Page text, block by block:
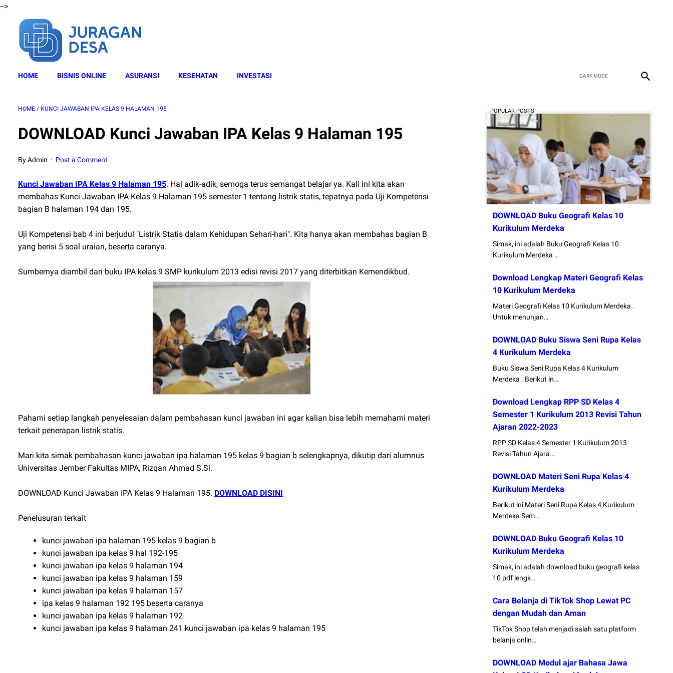
-->
HOME BISNIS ONLINE ASURANSI KESEHATAN INVESTASI
HOME / KUNCI JAWABAN IPA KELAS 9 HALAMAN 195
DOWNLOAD Kunci Jawaban IPA Kelas 9 Halaman 195
By Admin Post a Comment
Kunci Jawaban IPA Kelas 9 Halaman 195. Hai adik-adik, semoga terus semangat belajar ya. Kali ini kita akan
membahas Kunci Jawaban IPA Kelas 9 Halaman 195 semester 1 tentang listrik statis, tepatnya pada Uji Kompetensi
bagian B halaman 194 dan 195.
Uji Kompetensi bab 4 ini berjudul "Listrik Statis dalam Kehidupan Sehari-hari". Kita hanya akan membahas bagian B
yang berisi 5 soal uraian, beserta caranya.
Sumbernya diambil dari buku IPA kelas 9 SMP kurikulum 2013 edisi revisi 2017 yang diterbitkan Kemendikbud.
Pahami setiap langkah penyelesaian dalam pembahasan kunci jawaban ini agar kalian bisa lebih memahami materi
terkait penerapan listrik statis.
Mari kita simak pembahasan kunci jawaban ipa halaman 195 kelas 9 bagian b selengkapnya, dikutip dari alumnus
Universitas Jember Fakultas MIPA, Rizqan Ahmad S.Si.
DOWNLOAD Kunci Jawaban IPA Kelas 9 Halaman 195. DOWNLOAD DISINI
Penelusuran terkait
kunci jawaban ipa halaman 195 kelas 9 bagian b
kunci jawaban ipa kelas 9 hal 192-195
kunci jawaban ipa kelas 9 halaman 194
kunci jawaban ipa kelas 9 halaman 159
kunci jawaban ipa kelas 9 halaman 157
ipa kelas 9 halaman 192 195 beserta caranya
kunci jawaban ipa kelas 9 halaman 192
kunci jawaban ipa kelas 9 halaman 241 kunci jawaban ipa kelas 9 halaman 195
POPULAR POSTS
DOWNLOAD Buku Geografi Kelas 10
Kurikulum Merdeka
Simak, ini adalah Buku Geografi Kelas 10
Kurikulum Merdeka …
Download Lengkap Materi Geografi Kelas
10 Kurikulum Merdeka
Materi Geografi Kelas 10 Kurikulum Merdeka .
Untuk menunjan…
DOWNLOAD Buku Siswa Seni Rupa Kelas
4 Kurikulum Merdeka
Buku Siswa Seni Rupa Kelas 4 Kurikulum
Merdeka . Berikut in…
Download Lengkap RPP SD Kelas 4
Semester 1 Kurikulum 2013 Revisi Tahun
Ajaran 2022-2023
RPP SD Kelas 4 Semester 1 Kurikulum 2013
Revisi Tahun Ajara…
DOWNLOAD Materi Seni Rupa Kelas 4
Kurikulum Merdeka
Berikut ini Materi Seni Rupa Kelas 4 Kurikulum
Merdeka Sem…
DOWNLOAD Buku Geografi Kelas 10
Kurikulum Merdeka
Simak, ini adalah download buku geografi kelas
10 pdf lengk…
Cara Belanja di TikTok Shop Lewat PC
dengan Mudah dan Aman
TikTok Shop telah menjadi salah satu platform
belanja onlin…
DOWNLOAD Modul ajar Bahasa Jawa